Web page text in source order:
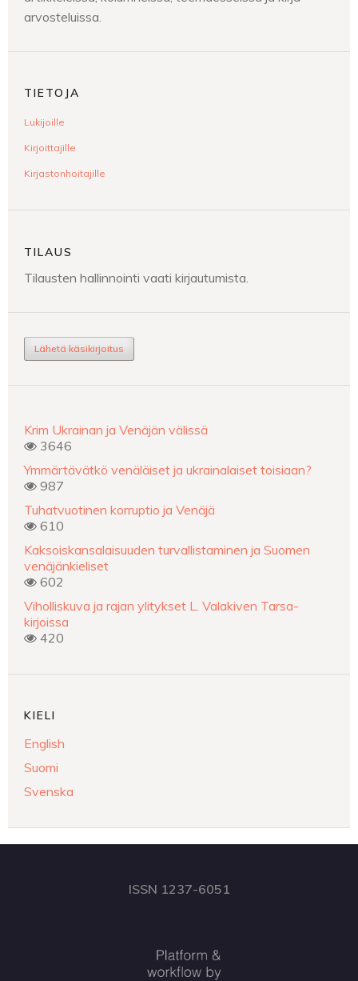
arvosteluissa.
TIETOJA
Lukijoille
Kirjoittajille
Kirjastonhoitajille
TILAUS
Tilausten hallinnointi vaati kirjautumista.
Lähetä käsikirjoitus
Krim Ukrainan ja Venäjän välissä
3646
Ymmärtävätkö venäläiset ja ukrainalaiset toisiaan?
987
Tuhatvuotinen korruptio ja Venäjä
610
Kaksoiskansalaisuuden turvallistaminen ja Suomen
venäjänkieliset
602
Viholliskuva ja rajan ylitykset L. Valakiven Tarsa-
kirjoissa
420
KIELI
English
Suomi
Svenska
ISSN 1237-6051